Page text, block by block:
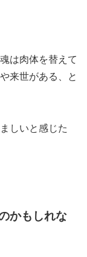
は肉体を替えて
来世がある、と
しいと感じた
かもしれな